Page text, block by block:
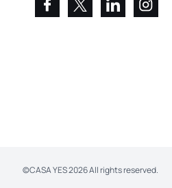
©CASA YES2026All rights reserved.